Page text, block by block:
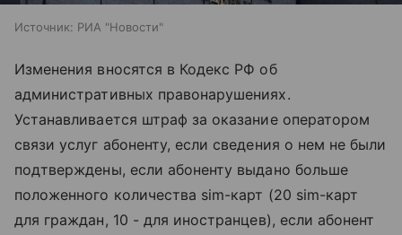
Источник: РИА "Новости"
Изменения вносятся в Кодекс РФ об
административных правонарушениях.
Устанавливается штраф за оказание оператором
связи услуг абоненту, если сведения о нем не были
подтверждены, если абоненту выдано больше
положенного количества sim-карт (20 sim-карт
для граждан, 10 - для иностранцев), если абонент